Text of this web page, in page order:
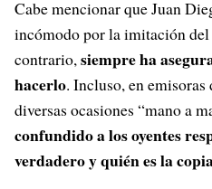
Cabe mencionar que Juan
incómodo por la imitación
contrario, siempre ha
hacerlo. Incluso, en emisoras
diversas ocasiones “mano a
confundido a los oyentes
verdadero y quién es la